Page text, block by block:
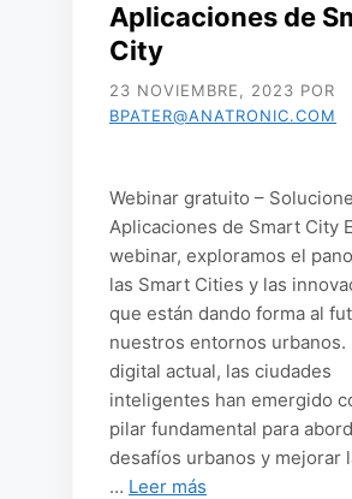
Aplicaciones de
City
23 NOVIEMBRE, 2023 POR
BPATER@ANATRONIC.COM
Webinar gratuito –
Aplicaciones de Smart City
webinar, exploramos el
las Smart Cities y las
que están dando forma al
nuestros entornos urbanos.
digital actual, las ciudades
inteligentes han emergido
pilar fundamental para
desafíos urbanos y mejorar
… Leer más